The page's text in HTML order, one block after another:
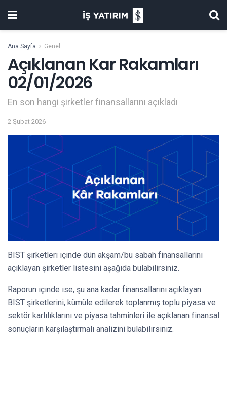
Ana Sayfa Genel
Açıklanan Kar Rakamları
02/01/2026
En son hangi şirketler finansallarını açıkladı
2 Şubat 2026
BIST şirketleri içinde dün akşam/bu sabah finansallarını
açıklayan şirketler listesini aşağıda bulabilirsiniz.
Raporun içinde ise, şu ana kadar finansallarını açıklayan
BIST şirketlerini, kümüle edilerek toplanmış toplu piyasa ve
sektör karlılıklarını ve piyasa tahminleri ile açıklanan finansal
sonuçların karşılaştırmalı analizini bulabilirsiniz.